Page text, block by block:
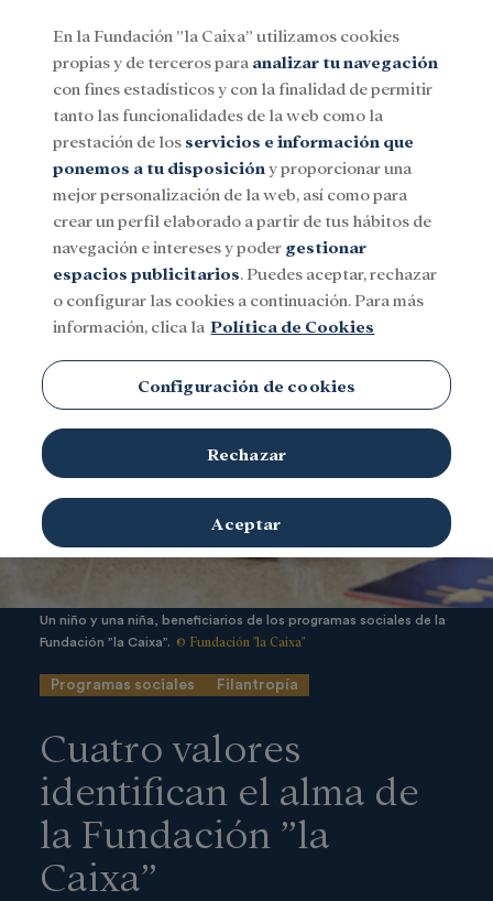
Menu
SocialInvestigación y becasCultura
Un niño y una niña, beneficiarios de los programas sociales de la
Fundación ”la Caixa”. © Fundación "la Caixa"
Programas sociales Filantropía
Cuatro valores
identifican el alma de
la Fundación ”la
Caixa”
En la Fundación ”la Caixa” utilizamos cookies
propias y de terceros para analizar tu navegación
con fines estadísticos y con la finalidad de permitir
tanto las funcionalidades de la web como la
prestación de los servicios e información que
ponemos a tu disposición y proporcionar una
mejor personalización de la web, así como para
crear un perfil elaborado a partir de tus hábitos de
navegación e intereses y poder gestionar
espacios publicitarios. Puedes aceptar, rechazar
o configurar las cookies a continuación. Para más
información, clica la Política de Cookies
Configuración de cookies
Rechazar
Aceptar